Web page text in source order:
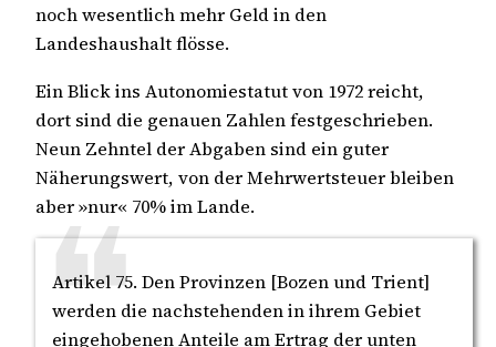
noch wesentlich mehr Geld in den
Landeshaushalt flösse.
Ein Blick ins Autonomiestatut von 1972 reicht,
dort sind die genauen Zahlen festgeschrieben.
Neun Zehntel der Abgaben sind ein guter
Näherungswert, von der Mehrwertsteuer bleiben
aber »nur« 70% im Lande.
Artikel 75. Den Provinzen [Bozen und Trient]
werden die nachstehenden in ihrem Gebiet
eingehobenen Anteile am Ertrag der unten